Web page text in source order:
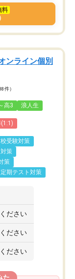
料
ンライン個別
件）
高3 浪人生
受験対策
策
策
定期テスト対策
ださい
ださい
ださい
た